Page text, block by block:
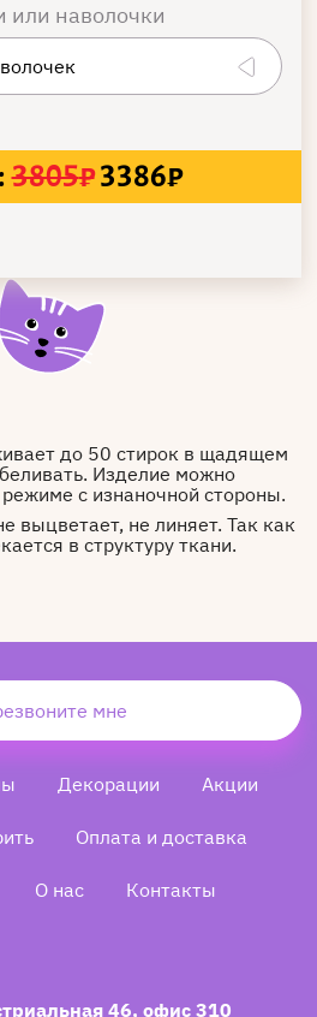
или наволочки
3805₽3386₽
до 50 стирок в щадящем
Изделие можно
с изнаночной стороны.
выцветает, не линяет. Так как
в структуру ткани.
мне
Декорации Акции
Оплата и доставка
О нас Контакты
46, офис 310